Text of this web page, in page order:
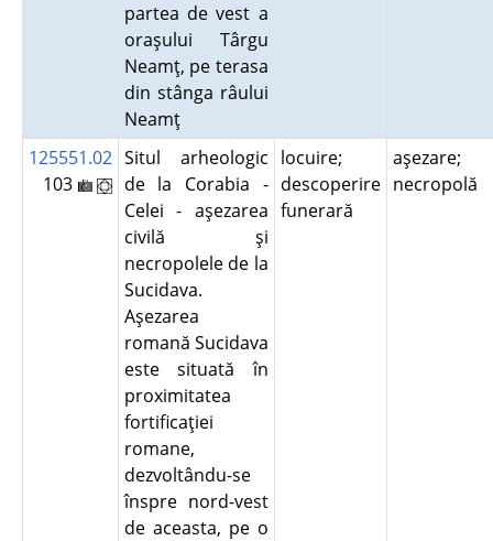
partea de vest a
oraşului Târgu
Neamţ, pe terasa
din stânga râului
Neamţ
125551.02
103
Situl arheologic
de la Corabia -
Celei - aşezarea
civilă şi
necropolele de la
Sucidava.
Aşezarea
romană Sucidava
este situată în
proximitatea
fortificaţiei
romane,
dezvoltându-se
înspre nord-vest
de aceasta, pe o
locuire;
descoperire
funerară
aşezare;
necropolă